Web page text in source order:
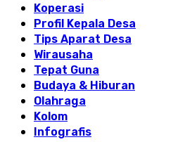
Koperasi
Profil Kepala Desa
Tips Aparat Desa
Wirausaha
Tepat Guna
Budaya & Hiburan
Olahraga
Kolom
Infografis